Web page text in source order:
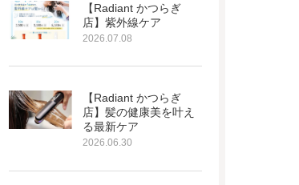
【Radiant かつらぎ
店】紫外線ケア
2026.07.08
【Radiant かつらぎ
店】髪の健康美を叶え
る最新ケア
2026.06.30